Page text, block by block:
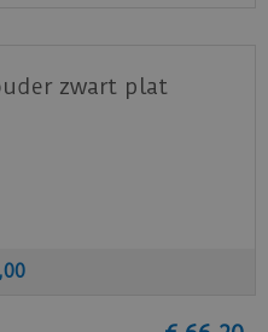
zwart plat
,00